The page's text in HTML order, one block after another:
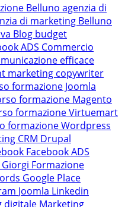
Belluno agenzia di
di marketing Belluno
Blog budget
ADS Commercio
efficace
marketing copywriter
formazione Joomla
formazione Magento
formazione Virtuemart
formazione Wordpress
CRM Drupal
Facebook ADS
Formazione
Google Place
Joomla Linkedin
digitale Marketing